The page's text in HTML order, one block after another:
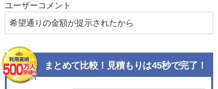
ユーザーコメント
希望通りの金額が提示されたから
まとめて比較！見積もりは45秒で完了！